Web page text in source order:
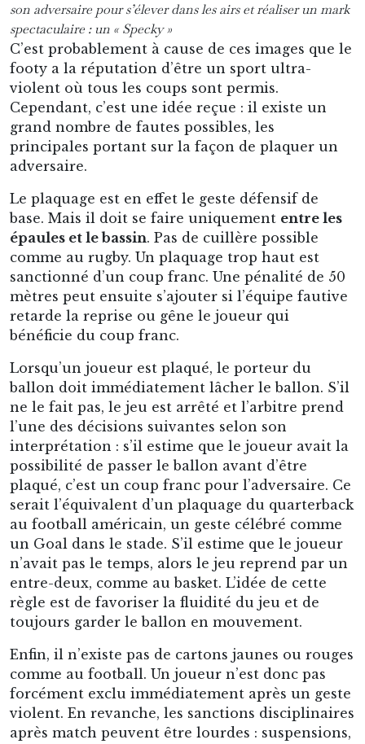
au football américain, un geste célébré comme
un Goal dans le stade. S’il estime que le joueur
n’avait pas le temps, alors le jeu reprend par un
entre-deux, comme au basket. L’idée de cette
règle est de favoriser la fluidité du jeu et de
toujours garder le ballon en mouvement.
Enfin, il n’existe pas de cartons jaunes ou rouges
comme au football. Un joueur n’est donc pas
violent. En revanche, les sanctions disciplinaires
après match peuvent être lourdes : suspensions,
amendes, voire longues mises à l’écart. Cette
sévérité a largement contribué à assagir un
sport qui a longtemps pu donner lieu à des
rencontres très rugueuses.
Le plaquage est dans les règles. Brad Close (Geelong Cats)
doit lâcher le ballon ou son adversaire bénéficiera d’un coup
franc.
Un sport plus lisible qu’il n’y paraît
Le footy peut sembler déroutant à première
vue, non pas parce que ses principes de base
sont particulièrement compliqués, mais parce
qu’il ne ressemble à aucun sport familier pour